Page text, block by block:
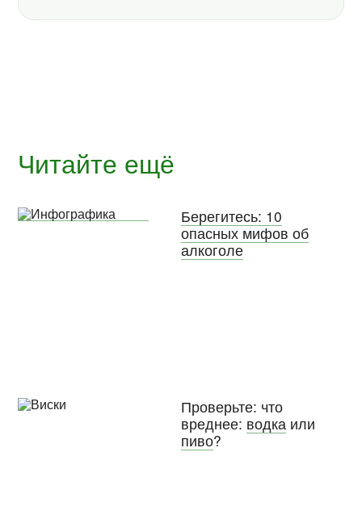
Читайте ещё
Берегитесь: 10
опасных мифов об
алкоголе
Проверьте: что
вреднее: водка или
пиво?